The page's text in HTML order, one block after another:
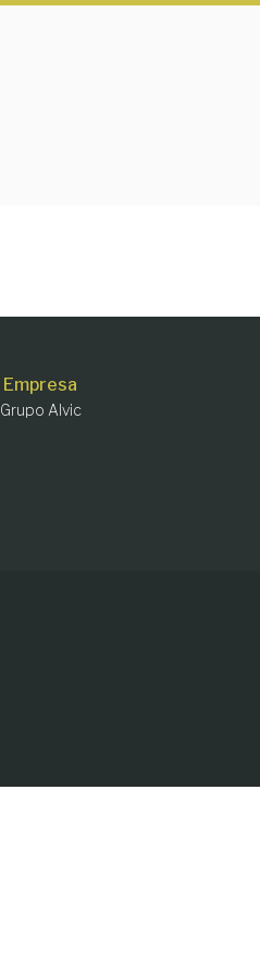
Empresa
Grupo Alvic